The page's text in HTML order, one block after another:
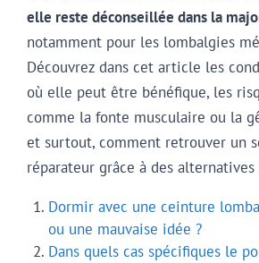
elle reste déconseillée dans la
notamment pour les lombalgies
Découvrez dans cet article les
où elle peut être bénéfique, les
comme la fonte musculaire ou la
et surtout, comment retrouver un
réparateur grâce à des
Dormir avec une ceinture
ou une mauvaise idée ?
Dans quels cas spécifiques le